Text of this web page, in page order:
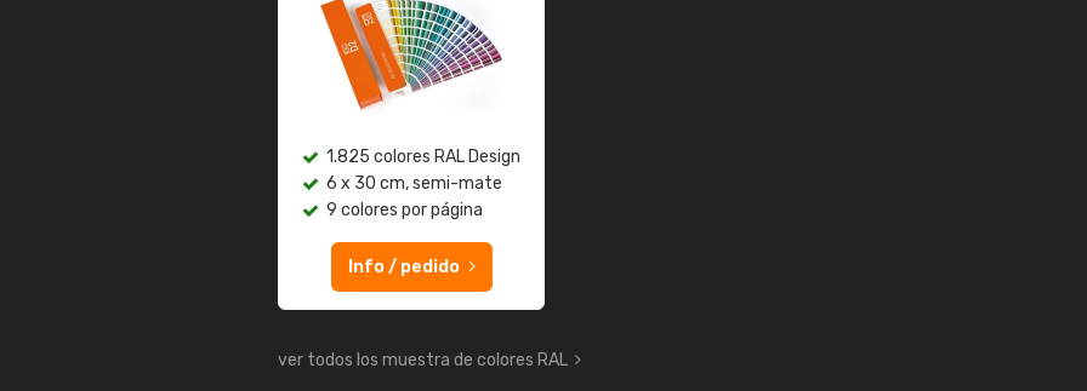
1.825 colores RAL Design
6 x 30 cm, semi-mate
9 colores por página
Info / pedido
ver todos los muestra de colores RAL